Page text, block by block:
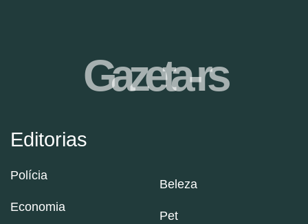
Editorias
Polícia
Economia
Beleza
Pet
Gazeta-rs